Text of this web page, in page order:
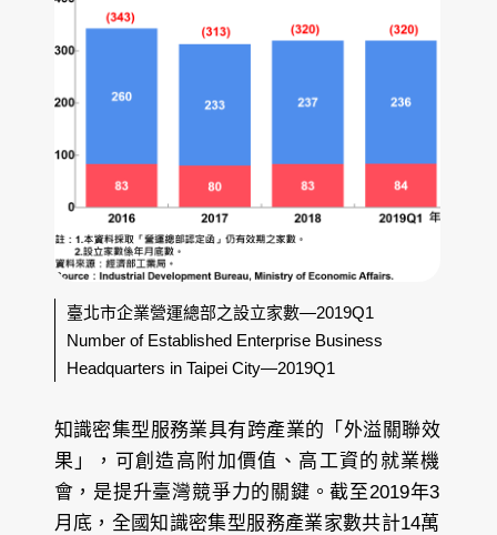
臺北市企業營運總部之設立家數—2019Q1
Number of Established Enterprise Business
Headquarters in Taipei City—2019Q1
知識密集型服務業具有跨產業的「外溢關聯效
果」，可創造高附加價值、高工資的就業機
會，是提升臺灣競爭力的關鍵。截至2019年3
月底，全國知識密集型服務產業家數共計14萬